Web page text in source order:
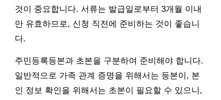
것이 중요합니다. 서류는 발급일로부터 3개월 이내
만 유효하므로, 신청 직전에 준비하는 것이 좋습니
다.
주민등록등본과 초본을 구분하여 준비해야 합니다.
일반적으로 가족 관계 증명을 위해서는 등본이, 본
인 정보 확인을 위해서는 초본이 필요할 수 있으니,